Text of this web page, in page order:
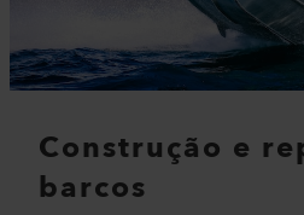
Construção e
barcos